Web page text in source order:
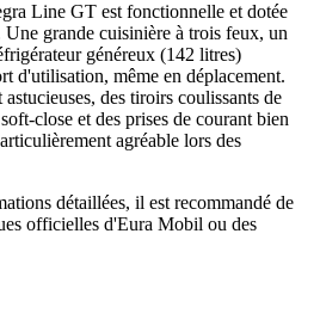
Line GT est fonctionnelle et dotée
grande cuisinière à trois feux, un
généreux (142 litres)
d'utilisation, même en déplacement.
des tiroirs coulissants de
close et des prises de courant bien
agréable lors des
détaillées, il est recommandé de
officielles d'Eura Mobil ou des